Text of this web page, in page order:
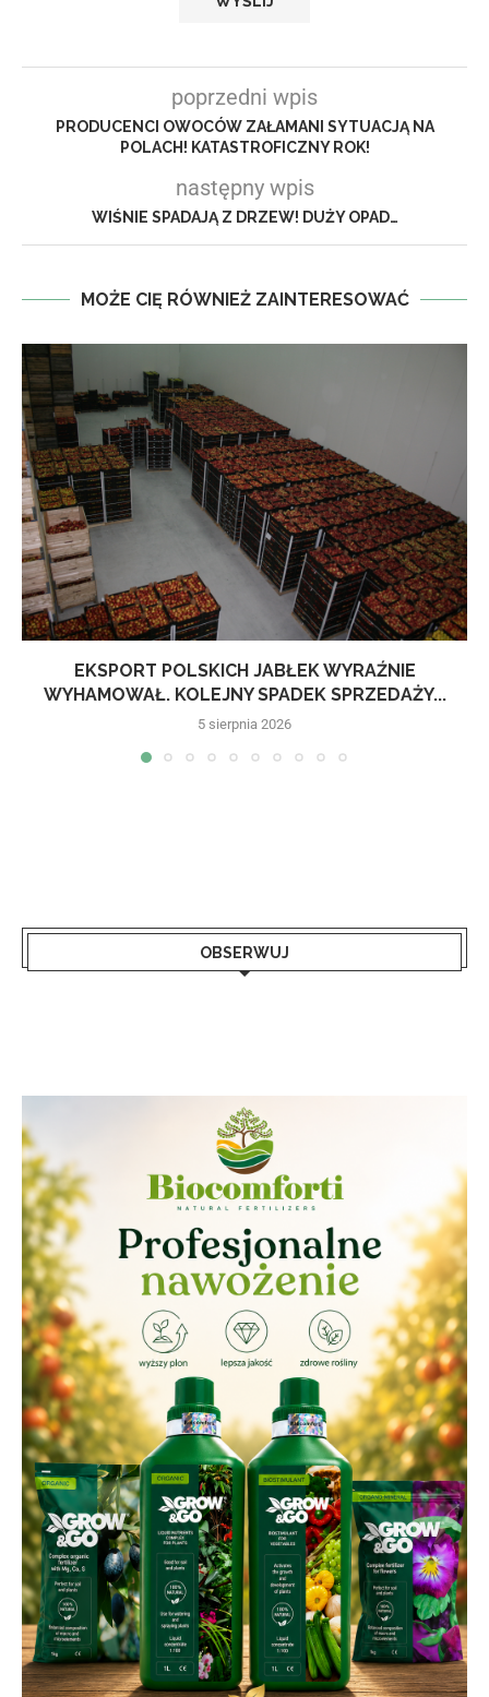
poprzedni wpis
PRODUCENCI OWOCÓW ZAŁAMANI SYTUACJĄ NA
POLACH! KATASTROFICZNY ROK!
następny wpis
WIŚNIE SPADAJĄ Z DRZEW! DUŻY OPAD…
MOŻE CIĘ RÓWNIEŻ ZAINTERESOWAĆ
EKSPORT POLSKICH JABŁEK WYRAŹNIE
WYHAMOWAŁ. KOLEJNY SPADEK SPRZEDAŻY...
5 sierpnia 2026
OBSERWUJ